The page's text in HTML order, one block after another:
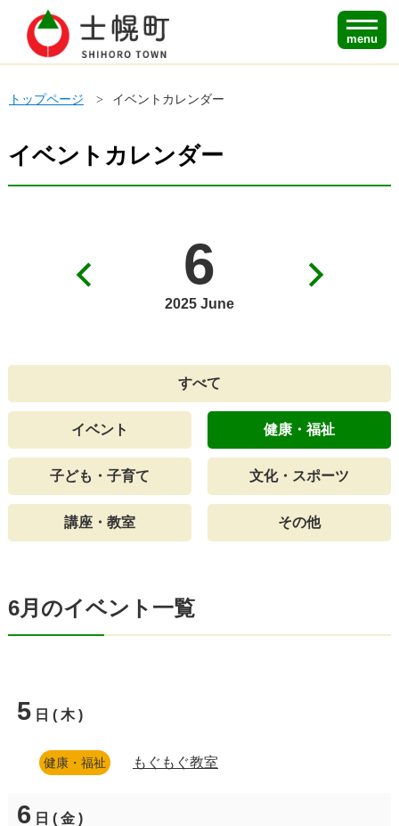
menu
トップページ イベントカレンダー
イベントカレンダー
6
2025 June
すべて
イベント 健康・福祉
子ども・子育て 文化・スポーツ
講座・教室 その他
6月のイベント一覧
5 日(木)
健康・福祉 もぐもぐ教室
6 日(金)